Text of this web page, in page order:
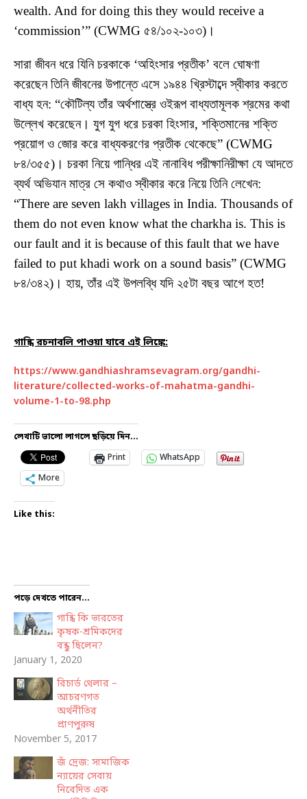
wealth. And for doing this they would receive a
‘commission’” (CWMG ৫৪/১০২-১০৩)।
সারা জীবন ধরে যিনি চরকাকে ‘অহিংসার প্রতীক’ বলে ঘোষণা
করেছেন তিনি জীবনের উপান্তে এসে ১৯৪৪ খ্রিস্টাব্দে স্বীকার করতে
বাধ্য হন: “কৌটিল্য তাঁর অর্থশাস্ত্রে ওইরূপ বাধ্যতামূলক শ্রমের কথা
উল্লেখ করেছেন। যুগ যুগ ধরে চরকা হিংসার, শক্তিমানের শক্তি
প্রয়োগ ও জোর করে বাধ্যকরণের প্রতীক থেকেছে” (CWMG
৮৪/৩৫৫)। চরকা নিয়ে গান্ধির এই নানাবিধ পরীক্ষানিরীক্ষা যে আদতে
ব্যর্থ অভিযান মাত্র সে কথাও স্বীকার করে নিয়ে তিনি লেখেন:
“There are seven lakh villages in India. Thousands of
them do not even know what the charkha is. This is
our fault and it is because of this fault that we have
failed to put khadi work on a sound basis” (CWMG
৮৪/৩৪২)। হায়, তাঁর এই উপলব্ধি যদি ২৫টা বছর আগে হত!
গান্ধি রচনাবলি পাওয়া যাবে এই লিঙ্কে:
https://www.gandhiashramsevagram.org/gandhi-
literature/collected-works-of-mahatma-gandhi-
volume-1-to-98.php
লেখাটি ভালো লাগলে ছড়িয়ে দিন...
Print
WhatsApp
More
Like this:
পড়ে দেখতে পারেন...
গান্ধি কি ভারতের
কৃষক-শ্রমিকদের
বন্ধু ছিলেন?
January 1, 2020
রিচার্ড থেলার –
আচরণগত
অর্থনীতির
প্রাণপুরুষ
November 5, 2017
জঁ দ্রেজ: সামাজিক
ন্যায়ের সেবায়
নিবেদিত এক